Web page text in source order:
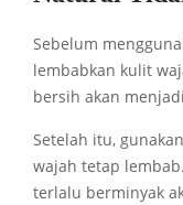
Sebelum
lembabkan kulit
bersih akan
Setelah itu,
wajah tetap
terlalu berminyak